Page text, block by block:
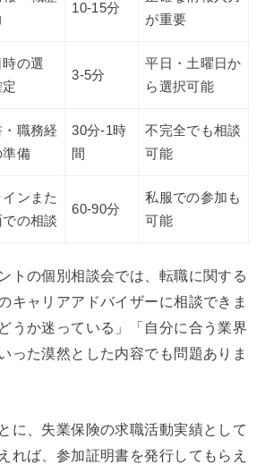
10-15分
が重要
の選
3-5分
平日・土曜日か
ら選択可能
・職務経
準備
30分-1時
間
不完全でも相談
可能
ンまた
の相談
60-90分
私服での参加も
可能
トの個別相談会では、転職に関する
キャリアアドバイザーに相談できま
うか迷っている」「自分に合う業界
った漠然とした内容でも問題ありま
に、失業保険の求職活動実績として
れば、参加証明書を発行してもらえ